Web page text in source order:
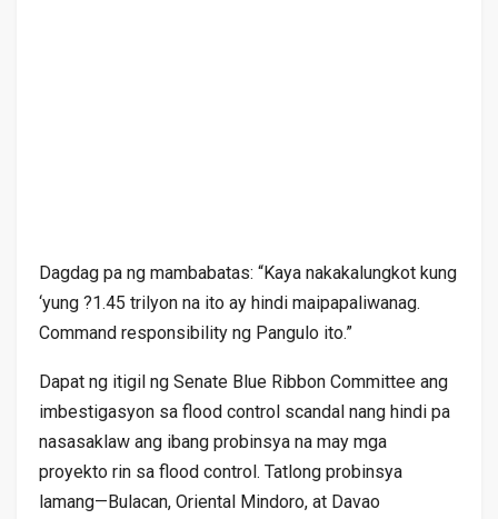
Dagdag pa ng mambabatas: “Kaya nakakalungkot kung
‘yung ?1.45 trilyon na ito ay hindi maipapaliwanag.
Command responsibility ng Pangulo ito.”
Dapat ng itigil ng Senate Blue Ribbon Committee ang
imbestigasyon sa flood control scandal nang hindi pa
nasasaklaw ang ibang probinsya na may mga
proyekto rin sa flood control. Tatlong probinsya
lamang—Bulacan, Oriental Mindoro, at Davao